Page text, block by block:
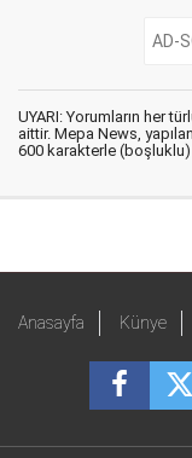
UYARI: Yorumların her
aittir. Mepa News,
600 karakterle (boşluklu)
Anasayfa Künye